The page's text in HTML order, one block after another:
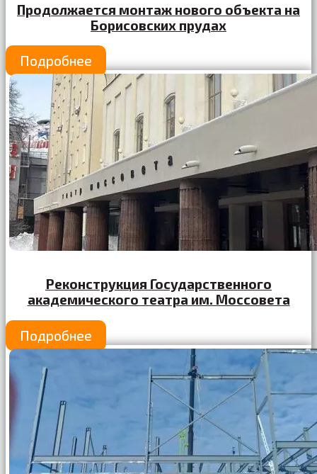
Продолжается монтаж нового объекта на
Борисовских прудах
Подробнее
Реконструкция Государственного
академического театра им. Моссовета
Подробнее